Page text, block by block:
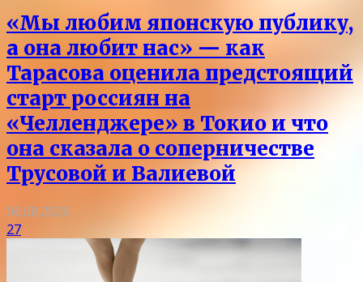
«Мы любим японскую публику,
а она любит нас» — как
Тарасова оценила предстоящий
старт россиян на
«Челленджере» в Токио и что
она сказала о соперничестве
Трусовой и Валиевой
06.08.2026
27